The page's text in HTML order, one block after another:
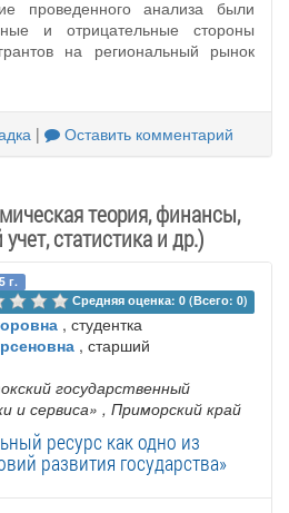
проведенного анализа были
и отрицательные стороны
на региональный рынок
| Оставить комментарий
теория, финансы,
статистика и др.)
г.
Средняя оценка: 0 (Всего: 0)
, студентка
, старший
государственный
и сервиса» , Приморский край
ресурс как одно из
развития государства»